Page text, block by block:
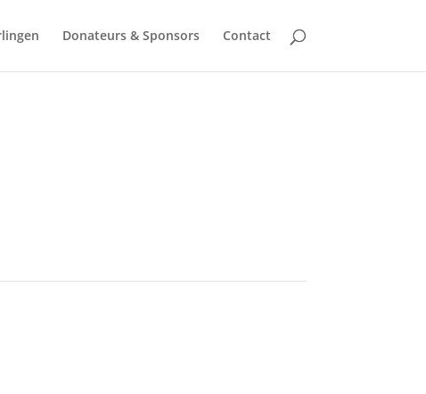
Donateurs & Sponsors Contact